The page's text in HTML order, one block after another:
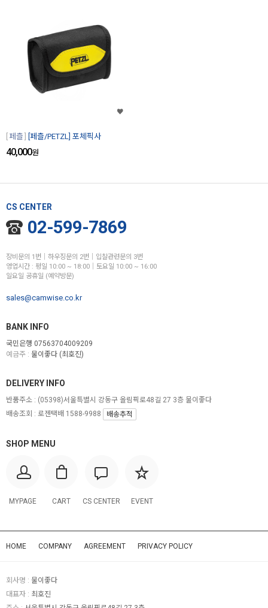
페츨 [페츨/PETZL] 포체픽사
40,000원
CS CENTER
02-599-7869
장비문의 1번│하우징문의 2번│입찰관련문의 3번
영업시간 : 평일 10:00 ~ 18:00│토요일 10:00 ~ 16:00
일요일 공휴일 (예약방문)
sales@camwise.co.kr
BANK INFO
국민은행 07563704009209
예금주 : 물이좋다 (최호진)
SHOP MENU
MYPAGE CART CS CENTER EVENT
DELIVERY INFO
반품주소 : (05398)서울특별시 강동구 올림픽로48길 27 3층 물이좋다
배송조회 : 로젠택배 1588-9988
배송추적
HOME COMPANY AGREEMENT PRIVACY POLICY
회사명 : 물이좋다
대표자 : 최호진